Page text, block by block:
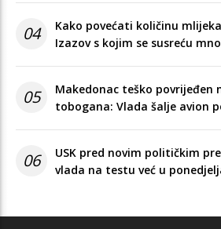
04
Kako povećati količinu
Izazov s kojim se susreću
05
Makedonac teško povrijeđen
tobogana: Vlada šalje avion
06
USK pred novim političkim
vlada na testu već u